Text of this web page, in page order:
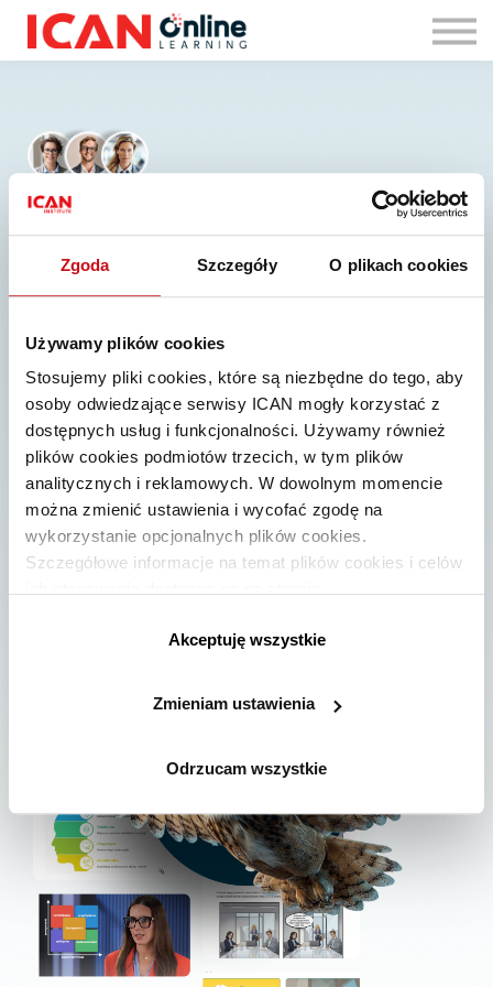
Zgoda Szczegóły O plikach cookies
Używamy plików cookies
Stosujemy pliki cookies, które są niezbędne do tego, aby
osoby odwiedzające serwisy ICAN mogły korzystać z
dostępnych usług i funkcjonalności. Używamy również
plików cookies podmiotów trzecich, w tym plików
analitycznych i reklamowych. W dowolnym momencie
można zmienić ustawienia i wycofać zgodę na
wykorzystanie opcjonalnych plików cookies.
Szczegółowe informacje na temat plików cookies i celów
Akceptuję wszystkie
Zmieniam ustawienia
Odrzucam wszystkie
Zaloguj się
Dużo więcej niż
tradycyjny
e−learning.
Rozwijaj siebie i swoją karierę, korzystając z oferty ponad 50
szkoleń od lidera executive education
Kup dostęp Oferta dla firm